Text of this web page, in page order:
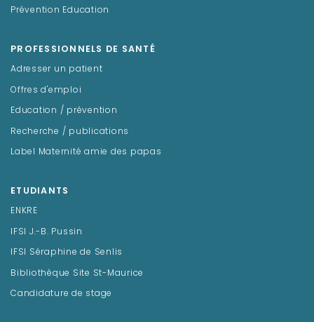
Prévention Education
PROFESSIONNELS DE SANTÉ
Adresser un patient
Offres d'emploi
Education / prévention
Recherche / publications
Label Maternité amie des papas
ETUDIANTS
ENKRE
IFSI J.-B. Pussin
IFSI Séraphine de Senlis
Bibliothèque Site St-Maurice
Candidature de stage